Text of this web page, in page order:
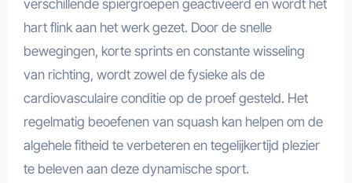
verschillende spiergroepen geactiveerd en wordt het
hart flink aan het werk gezet. Door de snelle
bewegingen, korte sprints en constante wisseling
van richting, wordt zowel de fysieke als de
cardiovasculaire conditie op de proef gesteld. Het
regelmatig beoefenen van squash kan helpen om de
algehele fitheid te verbeteren en tegelijkertijd plezier
te beleven aan deze dynamische sport.